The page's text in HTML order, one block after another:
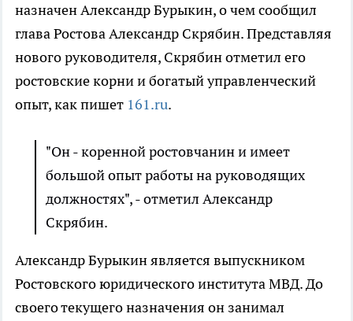
назначен Александр Бурыкин, о чем сообщил
глава Ростова Александр Скрябин. Представляя
нового руководителя, Скрябин отметил его
ростовские корни и богатый управленческий
опыт, как пишет 161.ru.
"Он - коренной ростовчанин и имеет
большой опыт работы на руководящих
должностях", - отметил Александр
Скрябин.
Александр Бурыкин является выпускником
Ростовского юридического института МВД. До
своего текущего назначения он занимал